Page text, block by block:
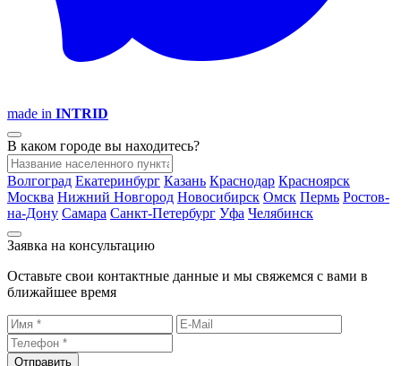
made in INTRID
В каком городе вы находитесь?
Волгоград Екатеринбург Казань Краснодар Красноярск
Москва Нижний Новгород Новосибирск Омск Пермь Ростов-
на-Дону Самара Санкт-Петербург Уфа Челябинск
Заявка на консультацию
Оставьте свои контактные данные и мы свяжемся с вами в
ближайшее время
Отправить